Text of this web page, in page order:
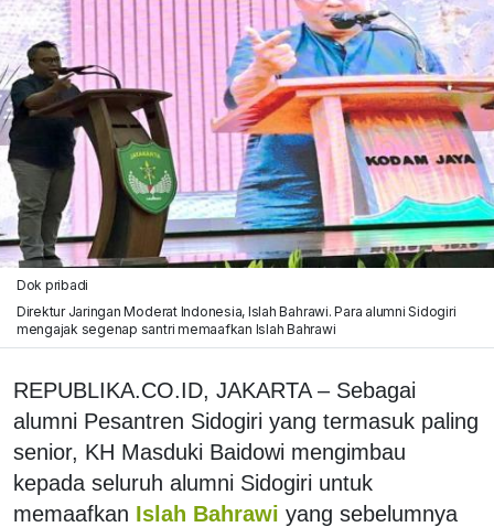
Dok pribadi
Direktur Jaringan Moderat Indonesia, Islah Bahrawi. Para alumni Sidogiri
mengajak segenap santri memaafkan Islah Bahrawi
REPUBLIKA.CO.ID, JAKARTA – Sebagai
alumni Pesantren Sidogiri yang termasuk paling
senior, KH Masduki Baidowi mengimbau
kepada seluruh alumni Sidogiri untuk
memaafkan Islah Bahrawi yang sebelumnya